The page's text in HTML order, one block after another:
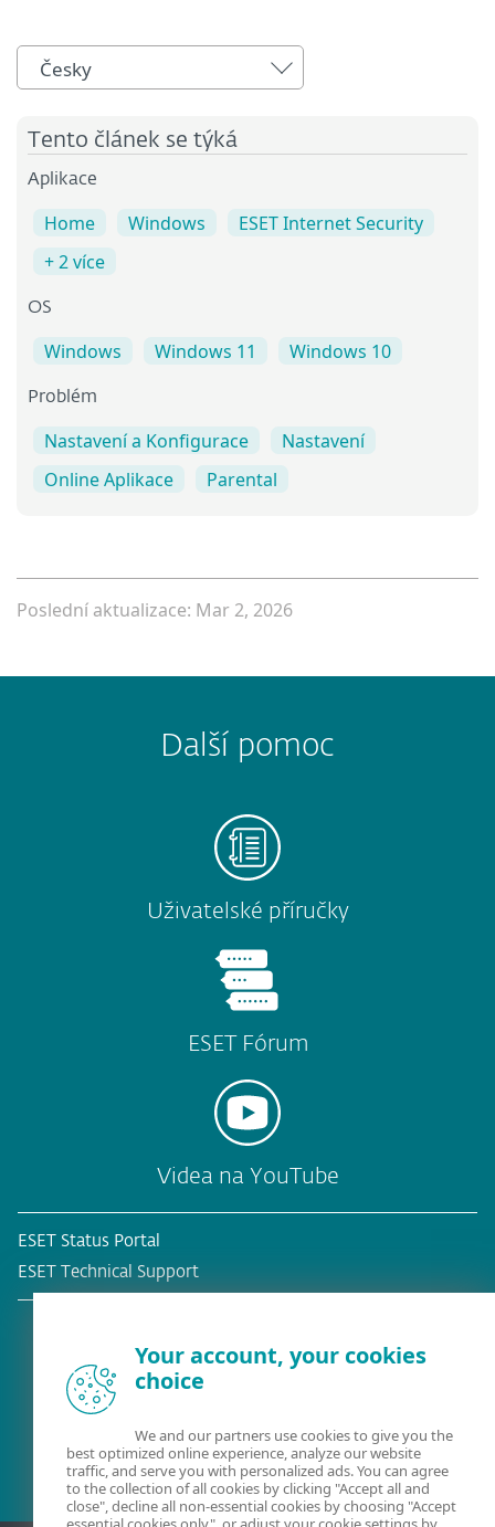
Česky
Tento článek se týká
Aplikace
Home Windows
ESET Internet Security
+ 2 více
OS
Windows Windows 11 Windows 10
Problém
Nastavení a Konfigurace
Nastavení
Online Aplikace
Parental
Poslední aktualizace: Mar 2, 2026
Další pomoc
Uživatelské příručky
ESET Fórum
Videa na YouTube
ESET Status Portal
ESET Technical Support
Your account, your cookies
choice
We and our partners use cookies to give you the
best optimized online experience, analyze our website
traffic, and serve you with personalized ads. You can agree
to the collection of all cookies by clicking "Accept all and
close", decline all non-essential cookies by choosing "Accept